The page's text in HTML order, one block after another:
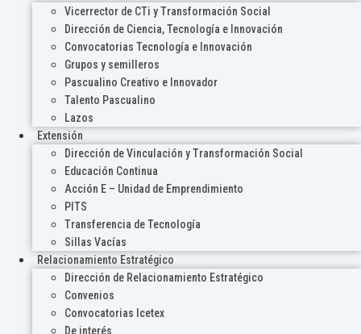
Vicerrector de CTi y Transformación Social
Dirección de Ciencia, Tecnología e Innovación
Convocatorias Tecnología e Innovación
Grupos y semilleros
Pascualino Creativo e Innovador
Talento Pascualino
Lazos
Extensión
Dirección de Vinculación y Transformación Social
Educación Continua
Acción E – Unidad de Emprendimiento
PITS
Transferencia de Tecnología
Sillas Vacías
Relacionamiento Estratégico
Dirección de Relacionamiento Estratégico
Convenios
Convocatorias Icetex
De interés